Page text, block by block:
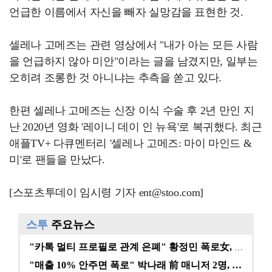
언급한 이름에서 자신을 빼자 실망감을 표현한 것.
셀레나 고메즈는 관련 영상에서 "내가 아는 모든 사람
을 언급하지 않아 미안"이라는 글을 남겼지만, 일부는
오히려 조롱한 것 아니냐는 추측을 쏟고 있다.
한편 셀레나 고메즈는 신장 이식 수술 후 2년 만인 지
난 2020년 영화 '레이니 데이 인 뉴욕'로 복귀했다. 최근
애플TV+ 다큐멘터리 '셀레나 고메즈: 마이 마인드 &
미'로 팬들을 만났다.
[스포츠투데이 임시령 기자 ent@stoo.com]
스투 주요뉴스
"카톡 멀티 프로필로 관계 은폐" 황정민 폭로女, 문자…
"매출 10% 안주면 폭로" 박나래 前 매니저 2명, …